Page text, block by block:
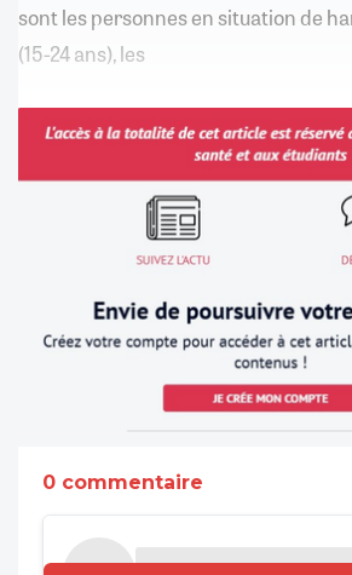
sont les personnes en situation de
(15-24 ans), les
0 commentaire